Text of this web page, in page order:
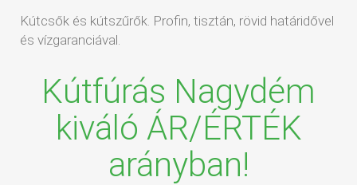
Kútcsők és kútszűrők. Profin, tisztán, rövid határidővel
és vízgaranciával.
Kútfúrás Nagydém
kiváló ÁR/ÉRTÉK
arányban!